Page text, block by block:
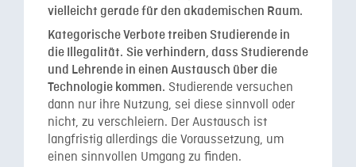
vielleicht gerade für den akademischen Raum.
Kategorische Verbote treiben Studierende in
die Illegalität. Sie verhindern, dass Studierende
und Lehrende in einen Austausch über die
Technologie kommen. Studierende versuchen
dann nur ihre Nutzung, sei diese sinnvoll oder
nicht, zu verschleiern. Der Austausch ist
langfristig allerdings die Voraussetzung, um
einen sinnvollen Umgang zu finden.